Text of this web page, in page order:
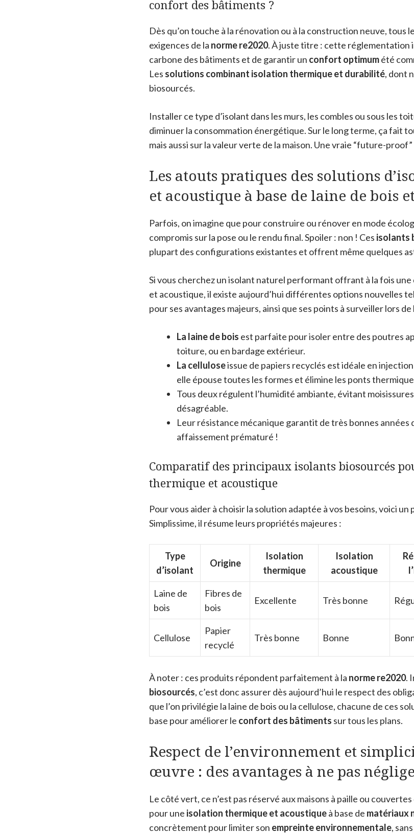
confort des bâtiments ?
Dès qu’on touche à la rénovation ou à la construction neuve, tous
exigences de la norme re2020. À juste titre : cette réglementation
carbone des bâtiments et de garantir un confort optimumété
Les solutions combinant isolation thermique et durabilité, dont
biosourcés.
Installer ce type d’isolant dans les murs, les combles ou sous les
diminuer la consommation énergétique. Sur le long terme, ça fait
mais aussi sur la valeur verte de la maison. Une vraie “future-
Les atouts pratiques des solutions
et acoustique à base de laine de bois
Parfois, on imagine que pour construire ou rénover en mode
compromis sur la pose ou le rendu final. Spoiler : non ! Ces isolants
plupart des configurations existantes et offrent même quelques
Si vous cherchez un isolant naturel performant offrant à la fois
et acoustique, il existe aujourd’hui différentes options nouvelles
pour ses avantages majeurs, ainsi que ses points à surveiller lors
La laine de bois est parfaite pour isoler entre des poutres
toiture, ou en bardage extérieur.
La celluloseissue de papiers recyclés est idéale en
elle épouse toutes les formes et élimine les ponts
Tous deux régulent l’humidité ambiante, évitant
désagréable.
Leur résistance mécanique garantit de très bonnes
affaissement prématuré !
Comparatif des principaux isolants biosourcés
thermique et acoustique
Pour vous aider à choisir la solution adaptée à vos besoins, voici
Simplissime, il résume leurs propriétés majeures :
Type
d’isolant
Origine
Isolation
thermique
Isolation
acoustique
Laine de
bois
Fibres de
bois
Excellente Très bonne
Cellulose
Papier
recyclé
Très bonne Bonne
À noter : ces produits répondent parfaitement à la norme re2020.
biosourcés, c’est donc assurer dès aujourd’hui le respect des
que l’on privilégie la laine de bois ou la cellulose, chacune de ces
base pour améliorer le confort des bâtiments sur tous les plans.
Respect de l’environnement et
œuvre : des avantages à ne pas
Le côté vert, ce n’est pas réservé aux maisons à paille ou
pour une isolation thermique et acoustiqueà base de matériaux
concrètement pour limiter son empreinte environnementale,